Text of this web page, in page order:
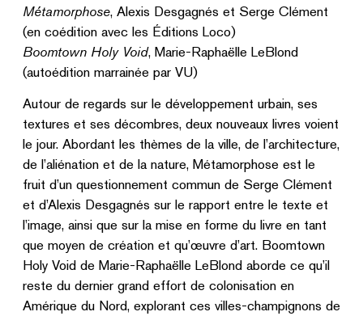
Métamorphose, Alexis Desgagnés et Serge Clément
(en coédition avec les Éditions Loco)
Boomtown Holy Void, Marie-Raphaëlle LeBlond
(autoédition marrainée par VU)
Autour de regards sur le développement urbain, ses
textures et ses décombres, deux nouveaux livres voient
le jour. Abordant les thèmes de la ville, de l’architecture,
de l’aliénation et de la nature, Métamorphose est le
fruit d’un questionnement commun de Serge Clément
et d’Alexis Desgagnés sur le rapport entre le texte et
l’image, ainsi que sur la mise en forme du livre en tant
que moyen de création et qu’œuvre d’art. Boomtown
Holy Void de Marie-Raphaëlle LeBlond aborde ce qu’il
reste du dernier grand effort de colonisation en
Amérique du Nord, explorant ces villes-champignons de